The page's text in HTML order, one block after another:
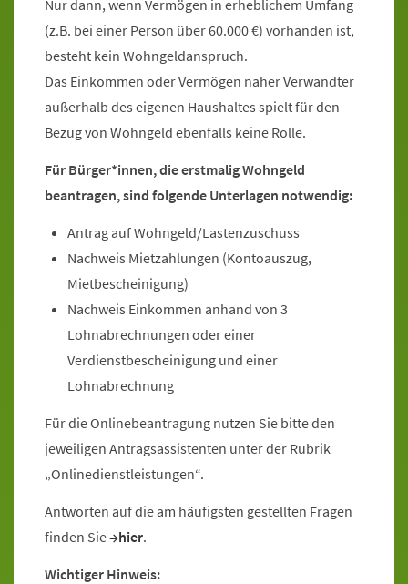
Nur dann, wenn Vermögen in erheblichem Umfang
(z.B. bei einer Person über 60.000 €) vorhanden ist,
besteht kein Wohngeldanspruch.
Das Einkommen oder Vermögen naher Verwandter
außerhalb des eigenen Haushaltes spielt für den
Bezug von Wohngeld ebenfalls keine Rolle.
Für Bürger*innen, die erstmalig Wohngeld
beantragen, sind folgende Unterlagen notwendig:
Antrag auf Wohngeld/Lastenzuschuss
Nachweis Mietzahlungen (Kontoauszug,
Mietbescheinigung)
Nachweis Einkommen anhand von 3
Lohnabrechnungen oder einer
Verdienstbescheinigung und einer
Lohnabrechnung
Für die Onlinebeantragung nutzen Sie bitte den
jeweiligen Antragsassistenten unter der Rubrik
„Onlinedienstleistungen“.
Antworten auf die am häufigsten gestellten Fragen
finden Sie
hier.
Wichtiger Hinweis: